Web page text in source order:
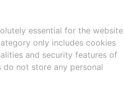
essential for the website
only includes cookies
and security features of
do not store any personal